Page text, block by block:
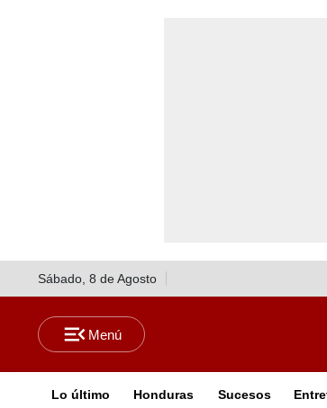
Sábado, 8 de Agosto
Lo último Honduras Sucesos